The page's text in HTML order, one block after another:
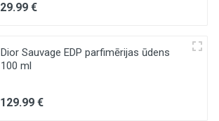
29.99 €
Dior Sauvage EDP parfimērijas ūdens
100 ml
129.99 €